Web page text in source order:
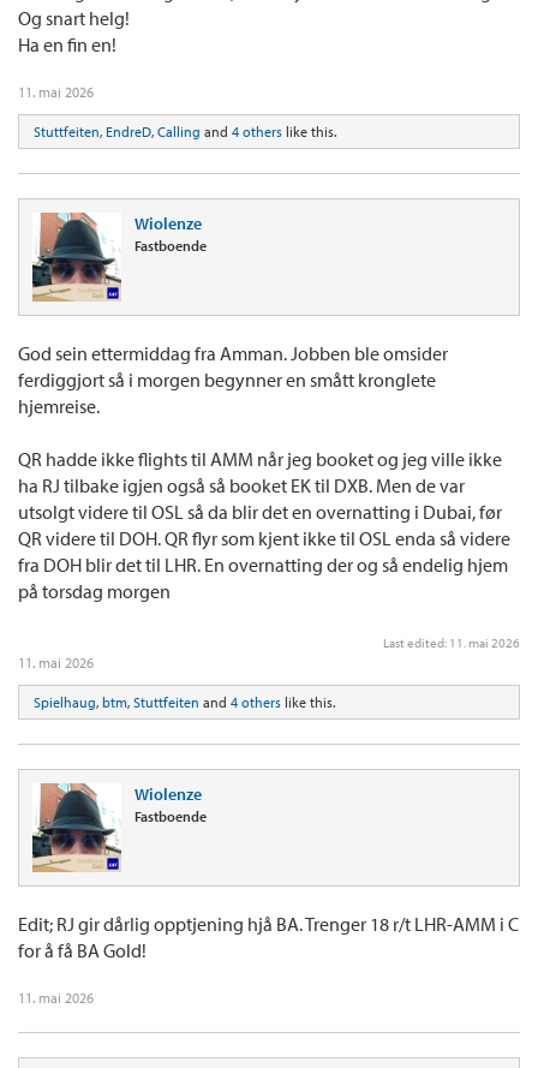
Og snart helg!
Ha en fin en!
11. mai 2026
Stuttfeiten, EndreD, Calling and 4 others like this.
Wiolenze
Fastboende
God sein ettermiddag fra Amman. Jobben ble omsider
ferdiggjort så i morgen begynner en smått kronglete
hjemreise.
QR hadde ikke flights til AMM når jeg booket og jeg ville ikke
ha RJ tilbake igjen også så booket EK til DXB. Men de var
utsolgt videre til OSL så da blir det en overnatting i Dubai, før
QR videre til DOH. QR flyr som kjent ikke til OSL enda så videre
fra DOH blir det til LHR. En overnatting der og så endelig hjem
på torsdag morgen
Last edited: 11. mai 2026
11. mai 2026
Spielhaug, btm, Stuttfeiten and 4 others like this.
Wiolenze
Fastboende
Edit; RJ gir dårlig opptjening hjå BA. Trenger 18 r/t LHR-AMM i C
for å få BA Gold!
11. mai 2026